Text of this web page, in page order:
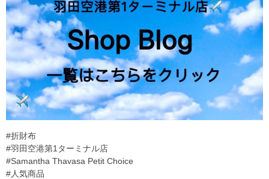
#折財布
#羽田空港第1ターミナル店
#Samantha Thavasa Petit Choice
#人気商品